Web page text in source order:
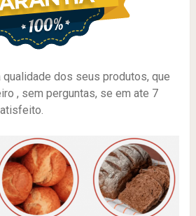
dos seus produtos, que
, sem perguntas, se em ate 7